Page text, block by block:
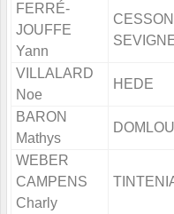
FERRÉ-
JOUFFE
Yann
CESSON
VILLALARD
Noe
HEDE
BARON
Mathys
WEBER
CAMPENS
Charly